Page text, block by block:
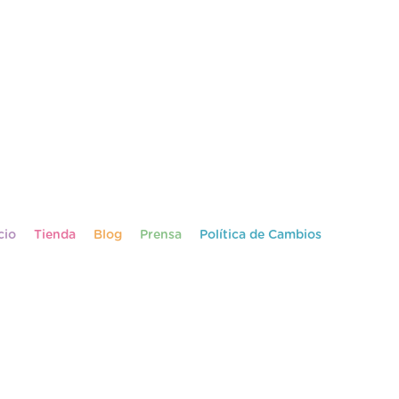
Tienda Blog Prensa Política de Cambios